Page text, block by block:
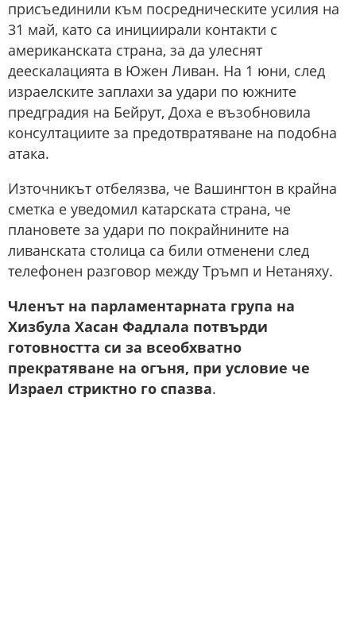
присъединили към посредническите усилия на
31 май, като са инициирали контакти с
американската страна, за да улеснят
деескалацията в Южен Ливан. На 1 юни, след
израелските заплахи за удари по южните
предградия на Бейрут, Доха е възобновила
консултациите за предотвратяване на подобна
атака.
Източникът отбелязва, че Вашингтон в крайна
сметка е уведомил катарската страна, че
плановете за удари по покрайнините на
ливанската столица са били отменени след
телефонен разговор между Тръмп и Нетаняху.
Членът на парламентарната група на
Хизбула Хасан Фадлала потвърди
готовността си за всеобхватно
прекратяване на огъня, при условие че
Израел стриктно го спазва.